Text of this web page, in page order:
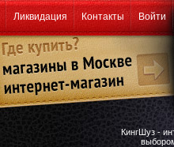
Ликвидация Контакты Войти
КингШуз -